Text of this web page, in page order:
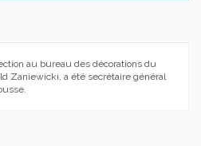
au bureau des décorations du
Zaniewicki, a été secrétaire général